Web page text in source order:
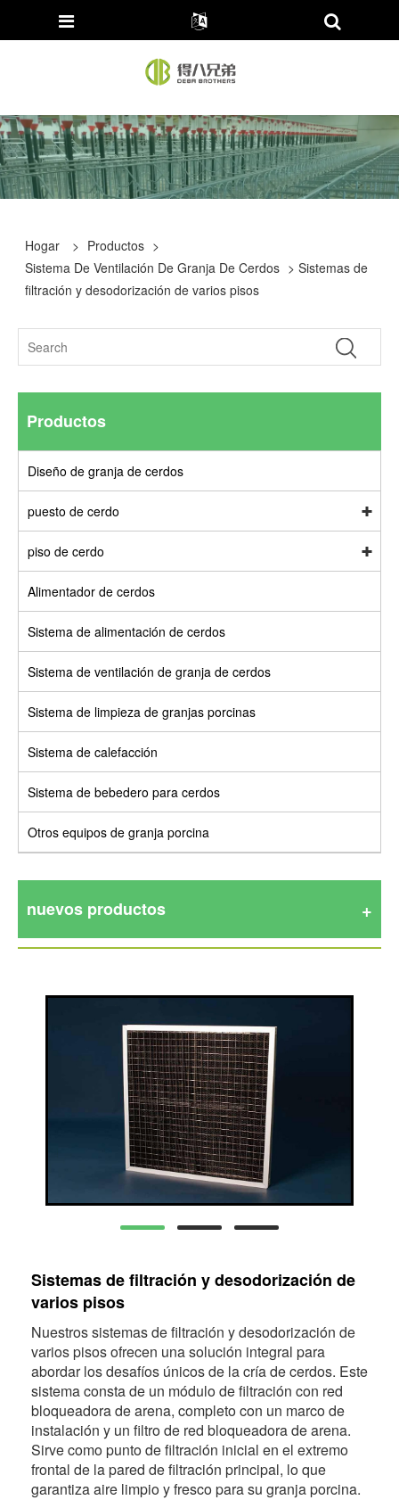
Hogar > Productos >
Sistema De Ventilación De Granja De Cerdos > Sistemas de
filtración y desodorización de varios pisos
Productos
Diseño de granja de cerdos
puesto de cerdo
piso de cerdo
Alimentador de cerdos
Sistema de alimentación de cerdos
Sistema de ventilación de granja de cerdos
Sistema de limpieza de granjas porcinas
Sistema de calefacción
Sistema de bebedero para cerdos
Otros equipos de granja porcina
nuevos productos
Sistemas de filtración y desodorización de
varios pisos
Nuestros sistemas de filtración y desodorización de
varios pisos ofrecen una solución integral para
abordar los desafíos únicos de la cría de cerdos. Este
sistema consta de un módulo de filtración con red
bloqueadora de arena, completo con un marco de
instalación y un filtro de red bloqueadora de arena.
Sirve como punto de filtración inicial en el extremo
frontal de la pared de filtración principal, lo que
garantiza aire limpio y fresco para su granja porcina.